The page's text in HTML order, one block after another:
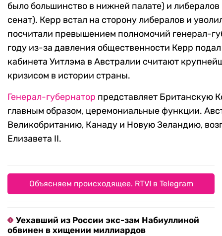
было большинство в нижней палате) и
сенат). Керр встал на сторону либералов и
посчитали превышением полномочий генерал-
году из-за давления общественности Керр
кабинета Уитлэма в Австралии считают
кризисом в истории страны.
Генерал-губернатор представляет Британскую
главным образом, церемониальные функции.
Великобританию, Канаду и Новую Зеландию,
Елизавета II.
Объясняем происходящее. RTVI в Telegram
Уехавший из России экс-зам Набиуллиной
обвинен в хищении миллиардов